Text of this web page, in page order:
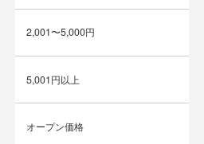
2,001〜5,000円
5,001円以上
オープン価格